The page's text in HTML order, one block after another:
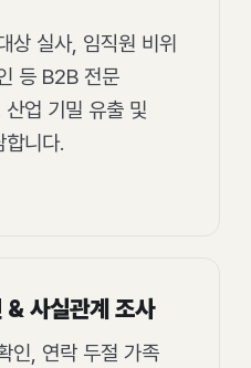
상 실사, 임직원 비위
등 B2B 전문
업 기밀 유출 및
합니다.
& 사실관계 조사
인, 연락 두절 가족